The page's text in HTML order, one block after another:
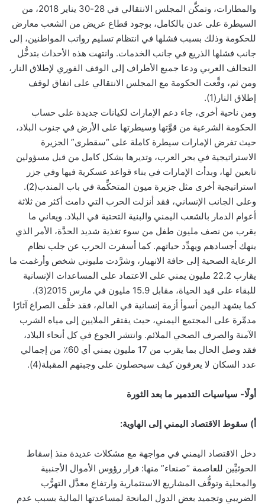
والمطارات، وتمكَّن المجلس الانتقالي في 28-30 يناير 2018، من
السيطرة على عدن بالكامل، بوجود قطاع عريض من الشعب معارض
للحكومة وذلك بسبب فشلها في انتظام تسليم رواتب المواطنين، إلى
جانب فشلها الذريع في جانب الخدمات. وانتهت هذه الأحداث بتدخُّل
التحالف العربي ودعا جميع الأطراف إلى الوقف الفوري لإطلاق النار،
ومن ثم، وقَّعت الحكومة مع المجلس الانتقالي على اتفاق لوقف
إطلاق النار(1).
ومن ناحية أخرى، جاء دعم الإمارات لكيانات جديدة على حساب
الحكومة الشرعية من قوَّتها وسيطرتها على الأرض في جنوب البلاد،
حيث تفرض الإمارات سيطرة كاملة على “سقطرى” الجزيرة
الاستراتيجية في بحر العرب، وتديرها بشكل كامل من قبل مسؤولين
تابعين لها، وبدأت الإمارات في بناء قواعد عسكرية فيها وفي جزر
استراتيجية أخرى مثل جزيرة ميون المتحكِّمة في باب المندب(2).
وعلى الجانب الإنساني، فقد أنزلت الحرب التي دامت أكثر من ثلاثة
أعوام الدمار بالشعب اليمني والبنية التحتية في البلاد. ويعاني ما
يقرب من نصف مليون طفل من سوء تغذية شديد الحدَّة، الأمر الذي
ينهك أجسادهم ويهدِّد حياتهم. كما أسفرت الحرب عن جلب نظام
الرعاية الصحية إلى حافة الانهيار، وشرَّدت مليوني شخص وأرغمت ما
يقارب 22.2 مليون يمني على الاعتماد على المساعدات الإنسانية
للبقاء على قيد الحياة، مقابل 15.9 مليون في مارس 2015(3).
كما يشهد اليمن أسوأ أزمة إنسانية في العالم، فقد خلَّف الصراع آثارًا
مدمِّرة على المجتمع اليمني، حيث يفتقر الملايين إلى مياه الشرب
الآمنة والصرف الصحي الملائم. وانتشر الجوع في كل أنحاء البلاد،
فقد وصل الحال بما يقرب من 17 مليون يمني أي 60٪ من إجمالي
عدد السكان لا يعرفون كيف سيحصلون على وجبتهم المقبلة(4).
أولًا- سياسيات التدمير ما بعد الثورة
أ) سقوط الاقتصاد اليمني إلى الهاوية:
دخل الاقتصاد اليمني في مواجهة مع مشكلات عديدة منذ إسقاط
الحوثيِّين للعاصمة “صنعاء” منها: فرار رؤوس الأموال الأجنبية
والمحلية وتوقُّف المشاريع الاستثمارية وارتفاع معدَّل التهرُّب
الضريبي وتجميد بعض الدول المانحة لمساعدتها المالية بسبب عدم